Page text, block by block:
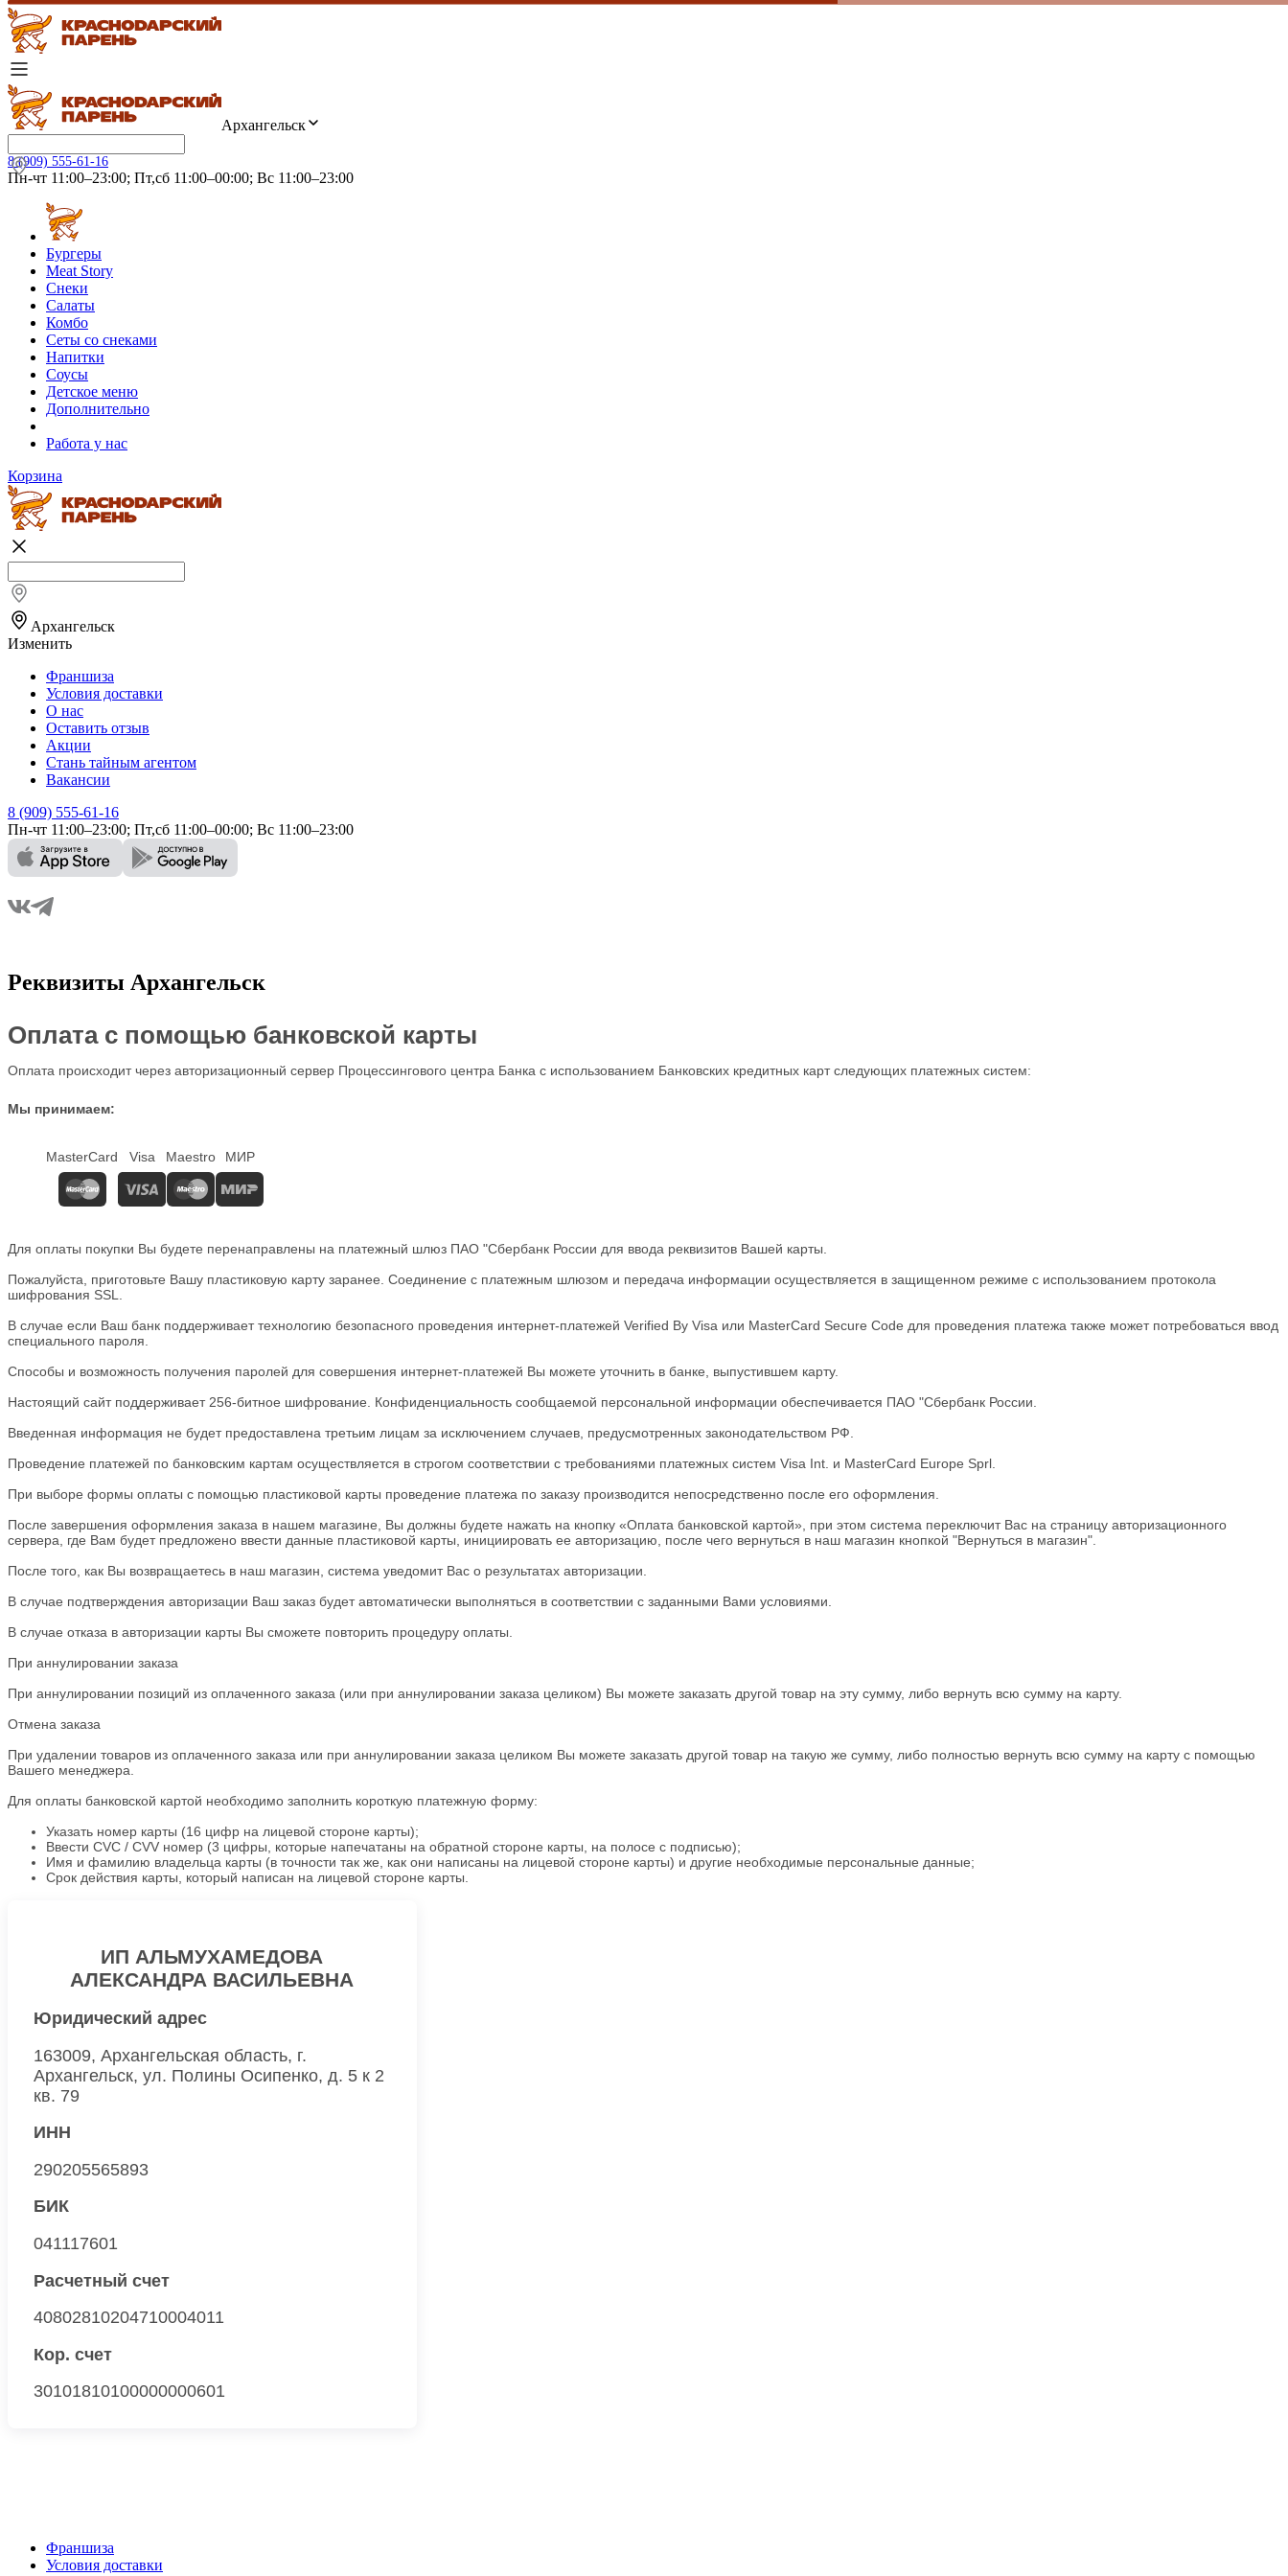
Архангельск
8 (909) 555-61-16
Пн-чт 11:00–23:00; Пт,сб 11:00–00:00; Вс 11:00–23:00
Бургеры
Meat Story
Снеки
Салаты
Комбо
Сеты со снеками
Напитки
Соусы
Детское меню
Дополнительно
Работа у нас
Корзина
Архангельск
Изменить
Франшиза
Условия доставки
О нас
Оставить отзыв
Акции
Стань тайным агентом
Вакансии
8 (909) 555-61-16
Пн-чт 11:00–23:00; Пт,сб 11:00–00:00; Вс 11:00–23:00
Реквизиты Архангельск
Оплата с помощью банковской карты
Оплата происходит через авторизационный сервер Процессингового центра Банка с использованием Банковских кредитных карт следующих платежных систем:
Мы принимаем:
MasterCard Visa Maestro МИР
Для оплаты покупки Вы будете перенаправлены на платежный шлюз ПАО "Сбербанк России для ввода реквизитов Вашей карты.
Пожалуйста, приготовьте Вашу пластиковую карту заранее. Соединение с платежным шлюзом и передача информации осуществляется в защищенном режиме с использованием протокола
шифрования SSL.
В случае если Ваш банк поддерживает технологию безопасного проведения интернет-платежей Verified By Visa или MasterCard Secure Code для проведения платежа также может потребоваться ввод
специального пароля.
Способы и возможность получения паролей для совершения интернет-платежей Вы можете уточнить в банке, выпустившем карту.
Настоящий сайт поддерживает 256-битное шифрование. Конфиденциальность сообщаемой персональной информации обеспечивается ПАО "Сбербанк России.
Введенная информация не будет предоставлена третьим лицам за исключением случаев, предусмотренных законодательством РФ.
Проведение платежей по банковским картам осуществляется в строгом соответствии с требованиями платежных систем Visa Int. и MasterCard Europe Sprl.
При выборе формы оплаты с помощью пластиковой карты проведение платежа по заказу производится непосредственно после его оформления.
После завершения оформления заказа в нашем магазине, Вы должны будете нажать на кнопку «Оплата банковской картой», при этом система переключит Вас на страницу авторизационного
сервера, где Вам будет предложено ввести данные пластиковой карты, инициировать ее авторизацию, после чего вернуться в наш магазин кнопкой "Вернуться в магазин".
После того, как Вы возвращаетесь в наш магазин, система уведомит Вас о результатах авторизации.
В случае подтверждения авторизации Ваш заказ будет автоматически выполняться в соответствии с заданными Вами условиями.
В случае отказа в авторизации карты Вы сможете повторить процедуру оплаты.
При аннулировании заказа
При аннулировании позиций из оплаченного заказа (или при аннулировании заказа целиком) Вы можете заказать другой товар на эту сумму, либо вернуть всю сумму на карту.
Отмена заказа
При удалении товаров из оплаченного заказа или при аннулировании заказа целиком Вы можете заказать другой товар на такую же сумму, либо полностью вернуть всю сумму на карту с помощью
Вашего менеджера.
Для оплаты банковской картой необходимо заполнить короткую платежную форму:
Указать номер карты (16 цифр на лицевой стороне карты);
Ввести CVC / CVV номер (3 цифры, которые напечатаны на обратной стороне карты, на полосе с подписью);
Имя и фамилию владельца карты (в точности так же, как они написаны на лицевой стороне карты) и другие необходимые персональные данные;
Срок действия карты, который написан на лицевой стороне карты.
ИП АЛЬМУХАМЕДОВА
АЛЕКСАНДРА ВАСИЛЬЕВНА
Юридический адрес
163009, Архангельская область, г.
Архангельск, ул. Полины Осипенко, д. 5 к 2
кв. 79
ИНН
290205565893
БИК
041117601
Расчетный счет
40802810204710004011
Кор. счет
30101810100000000601
Франшиза
Условия доставки